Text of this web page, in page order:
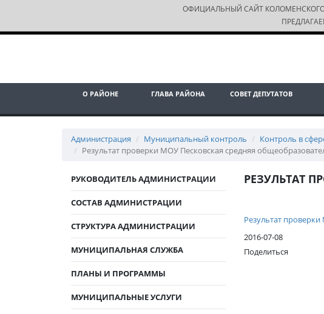
ОФИЦИАЛЬНЫЙ САЙТ
О РАЙОНЕ ГЛАВА РАЙОНА СОВЕТ ДЕПУТАТОВ
Администрация Муниципальный контроль Контроль в
Результат проверки МОУ Песковская средняя
РУКОВОДИТЕЛЬ АДМИНИСТРАЦИИ
СОСТАВ АДМИНИСТРАЦИИ
СТРУКТУРА АДМИНИСТРАЦИИ
МУНИЦИПАЛЬНАЯ СЛУЖБА
ПЛАНЫ И ПРОГРАММЫ
МУНИЦИПАЛЬНЫЕ УСЛУГИ
РЕЗУЛЬТАТ
Результат
2016-07-08
Поделиться